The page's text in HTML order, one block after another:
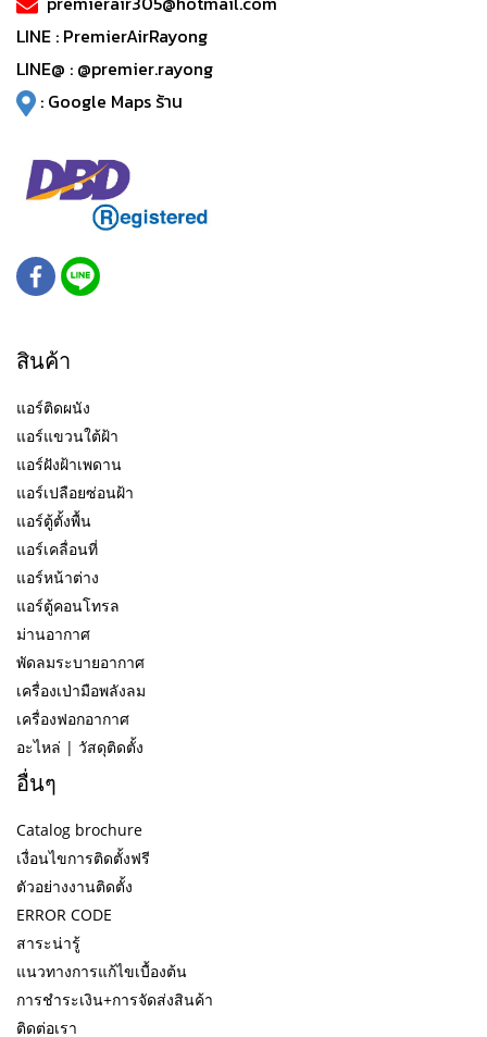
LINE : PremierAirRayong
LINE@ : @premier.rayong
: Google Maps ร้าน
สินค้า
แอร์ติดผนัง
แอร์แขวนใต้ฝ้า
แอร์ฝังฝ้าเพดาน
แอร์เปลือยซ่อนฝ้า
แอร์ตู้ตั้งพื้น
แอร์เคลื่อนที่
แอร์หน้าต่าง
แอร์ตู้คอนโทรล
ม่านอากาศ
พัดลมระบายอากาศ
เครื่องเป่ามือพลังลม
เครื่องฟอกอากาศ
อะไหล่ | วัสดุติดตั้ง
อื่นๆ
Catalog brochure
เงื่อนไขการติดตั้งฟรี
ตัวอย่างงานติดตั้ง
ERROR CODE
สาระน่ารู้
แนวทางการแก้ไขเบื้องต้น
การชำระเงิน+การจัดส่งสินค้า
ติดต่อเรา